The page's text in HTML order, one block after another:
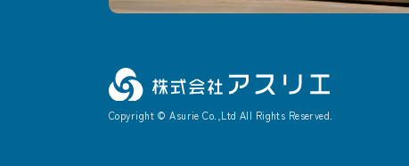
Copyright © Asurie Co.,Ltd All Rights Reserved.